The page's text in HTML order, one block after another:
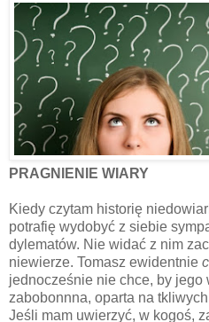
PRAGNIENIE WIARY
Kiedy czytam historię
potrafię wydobyć z siebie
dylematów. Nie widać z nim
niewierze. Tomasz ewidentnie
jednocześnie nie chce, by jego
zabobonnna, oparta na
Jeśli mam uwierzyć, w kogoś,